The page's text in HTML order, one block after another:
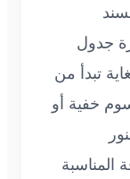
جدول
تبدأ من
خفية أو
المناسبة